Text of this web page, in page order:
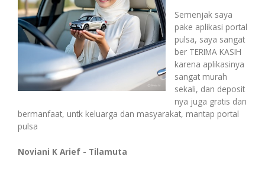
Pulsa Reguler
Paket Data Internet
Bonus Transaksi
Transaksi
Cara Transaksi
Support
Semenjak saya
pake aplikasi portal
pulsa, saya sangat
ber TERIMA KASIH
karena aplikasinya
sangat murah
sekali, dan deposit
nya juga gratis dan
bermanfaat, untk keluarga dan masyarakat, mantap portal
pulsa
Noviani K Arief - Tilamuta